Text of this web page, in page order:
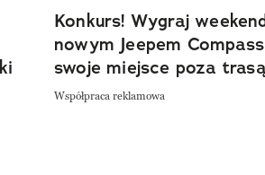
Konkurs! Wygraj
nowym Jeepem
swoje miejsce poza trasą
Współpraca reklamowa